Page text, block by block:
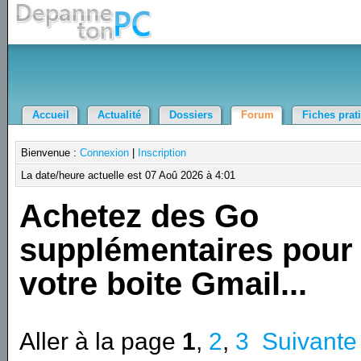
Accueil Actualité Dossiers Forum Fiches
Bienvenue :Connexion
Inscription
La date/heure actuelle est 07 Aoû 2026 à 4:01
Achetez des Go
supplémentaires pour
votre boite Gmail...
Aller à la page 1, 2, 3 Suivante